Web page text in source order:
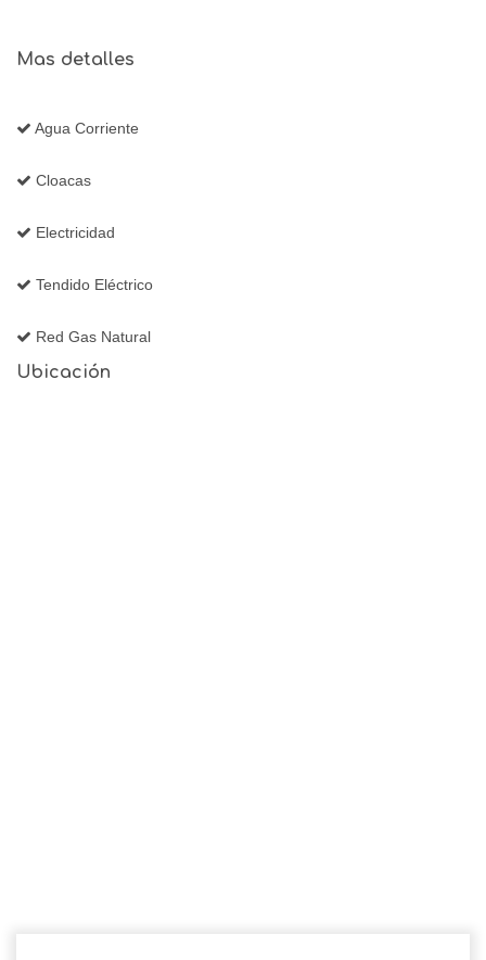
Mas detalles
Agua Corriente
Cloacas
Electricidad
Tendido Eléctrico
Red Gas Natural
Ubicación